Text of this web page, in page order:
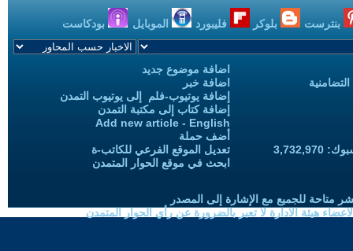
بنترست بلوكر فليبورد الموبايل بودكاست
اضافة موضوع جديد
اضافة خبر
إضافة يوتيوب-فلم إلى يوتيوب التمدن
إضافة كتاب إلى مكتبة التمدن
Add new article - English
أضف حملة
تعديل الموقع الفرعي للكاتب-ة
ابحث في موقع الحوار المتمدن
متاحة للجميع مع الإشارة إلى المصدر
هيئة الادارة لا تعبر بالضرورة عن رأي الحوار المتمدن